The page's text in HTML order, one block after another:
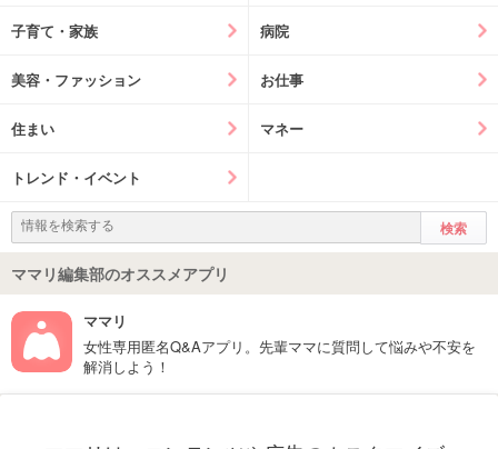
子育て・家族 病院
美容・ファッション お仕事
住まい マネー
トレンド・イベント
ママリ編集部のオススメアプリ
ママリ
女性専用匿名Q&Aアプリ。先輩ママに質問して悩みや不安を
解消しよう！